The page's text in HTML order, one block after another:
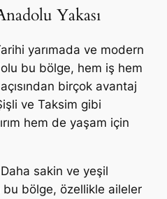
Yakası
yarımada ve modern
bu bölge, hem iş hem
birçok avantaj
ve Taksim gibi
hem de yaşam için
sakin ve yeşil
bu bölge, özellikle aileler